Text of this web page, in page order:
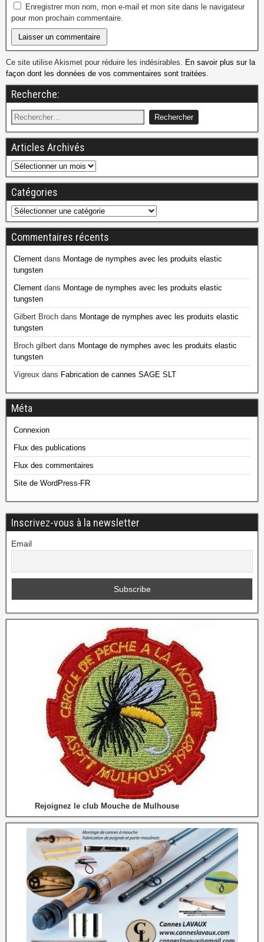
Enregistrer mon nom, mon e-mail et mon site dans le navigateur
pour mon prochain commentaire.
Ce site utilise Akismet pour réduire les indésirables. En savoir plus sur la
façon dont les données de vos commentaires sont traitées
Recherche:
Articles Archivés
Catégories
Commentaires récents
Clement dans Montage de nymphes avec les produits elastic
tungsten
Clement dans Montage de nymphes avec les produits elastic
tungsten
Gilbert Broch dans Montage de nymphes avec les produits elastic
tungsten
Broch gilbert dans Montage de nymphes avec les produits elastic
tungsten
Vigreux dans Fabrication de cannes SAGE SLT
Méta
Connexion
Flux des publications
Flux des commentaires
Site de WordPress-FR
Inscrivez-vous à la newsletter
Email
Rejoignez le club Mouche de Mulhouse